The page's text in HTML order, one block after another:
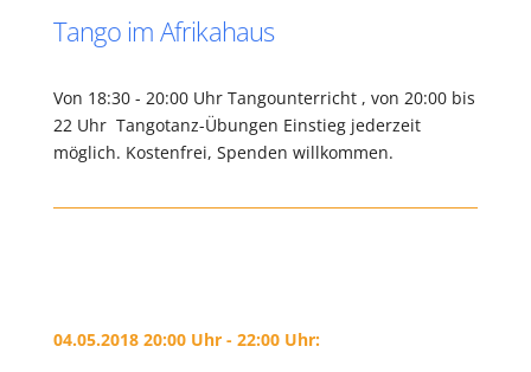
Tango im Afrikahaus
Von 18:30 - 20:00 Uhr Tangounterricht , von 20:00 bis
22 Uhr Tangotanz-Übungen Einstieg jederzeit
möglich. Kostenfrei, Spenden willkommen.
04.05.2018 20:00 Uhr - 22:00 Uhr: